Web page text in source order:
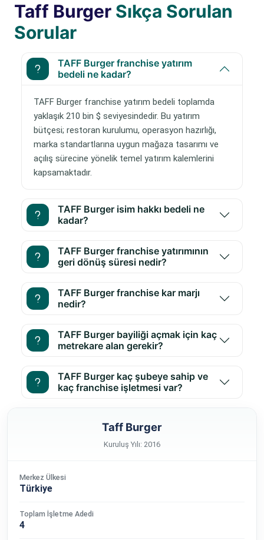
Taff Burger Sıkça Sorulan
Sorular
TAFF Burger franchise yatırım
bedeli ne kadar?
TAFF Burger franchise yatırım bedeli toplamda
yaklaşık 210 bin $ seviyesindedir. Bu yatırım
bütçesi; restoran kurulumu, operasyon hazırlığı,
marka standartlarına uygun mağaza tasarımı ve
açılış sürecine yönelik temel yatırım kalemlerini
kapsamaktadır.
TAFF Burger isim hakkı bedeli ne
kadar?
TAFF Burger franchise yatırımının
geri dönüş süresi nedir?
TAFF Burger franchise kar marjı
nedir?
TAFF Burger bayiliği açmak için kaç
metrekare alan gerekir?
TAFF Burger kaç şubeye sahip ve
kaç franchise işletmesi var?
Taff Burger
Kuruluş Yılı: 2016
Merkez Ülkesi
Türkiye
Toplam İşletme Adedi
4